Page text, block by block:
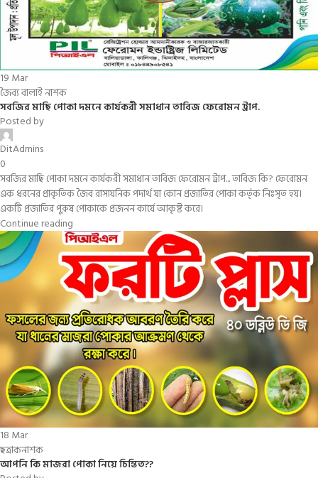
19 Mar
জৈব্য বালাই নাশক
সবজির মাছি পোকা দমনে কার্যকরী সমাধান তাবিজ ফেরোমন ট্রাপ.
Posted by
DitAdmins
0
সবজির মাছি পোকা দমনে কার্যকরী সমাধান তাবিজ ফেরোমন ট্রাপ... তাবিজ কি? ফেরোমন
এক ধরনের প্রাকৃতিক জৈব রাসায়নিক পদার্থ যা কোন প্রজাতির পোকা কর্তৃক নিঃসৃত হয়।
একটি প্রজাতির পুরুষ পোকাকে প্রজনন কার্যে আকৃষ্ট করে।
Continue reading
18 Mar
ছত্রাকনাশক
আপনি কি মাজরা পোকা নিয়ে চিন্তিত??